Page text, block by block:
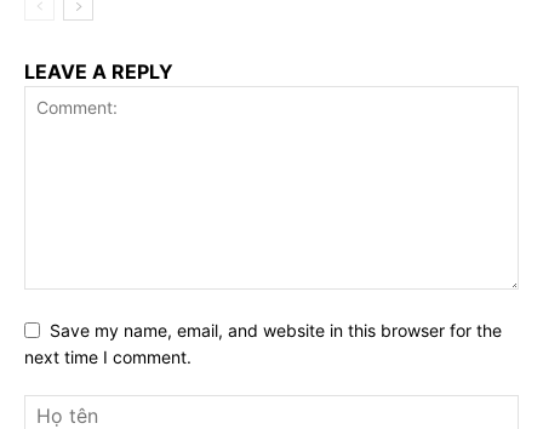
LEAVE A REPLY
Save my name, email, and website in this browser for the
next time I comment.